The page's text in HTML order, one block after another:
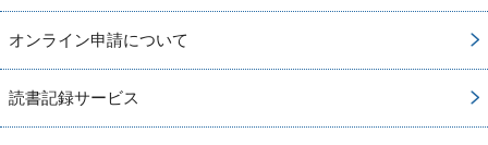
オンライン申請について
読書記録サービス